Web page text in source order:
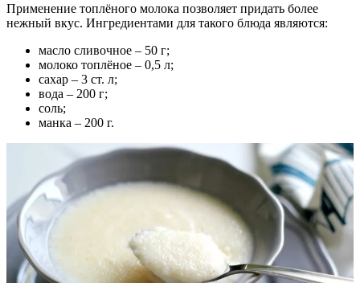
Применение топлёного молока позволяет придать более
нежный вкус. Ингредиентами для такого блюда являются:
масло сливочное – 50 г;
молоко топлёное – 0,5 л;
сахар – 3 ст. л;
вода – 200 г;
соль;
манка – 200 г.